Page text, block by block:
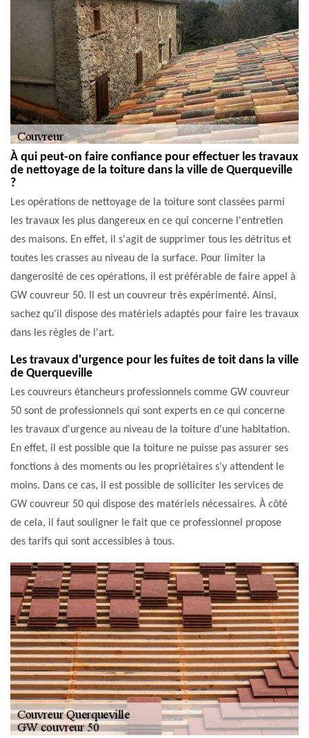
À qui peut-on faire confiance pour effectuer les travaux
de nettoyage de la toiture dans la ville de Querqueville
?
Les opérations de nettoyage de la toiture sont classées parmi
les travaux les plus dangereux en ce qui concerne l'entretien
des maisons. En effet, il s'agit de supprimer tous les détritus et
toutes les crasses au niveau de la surface. Pour limiter la
dangerosité de ces opérations, il est préférable de faire appel à
GW couvreur 50. Il est un couvreur très expérimenté. Ainsi,
sachez qu'il dispose des matériels adaptés pour faire les travaux
dans les règles de l'art.
Les travaux d'urgence pour les fuites de toit dans la ville
de Querqueville
Les couvreurs étancheurs professionnels comme GW couvreur
50 sont de professionnels qui sont experts en ce qui concerne
les travaux d'urgence au niveau de la toiture d'une habitation.
En effet, il est possible que la toiture ne puisse pas assurer ses
fonctions à des moments ou les propriétaires s'y attendent le
moins. Dans ce cas, il est possible de solliciter les services de
GW couvreur 50 qui dispose des matériels nécessaires. À côté
de cela, il faut souligner le fait que ce professionnel propose
des tarifs qui sont accessibles à tous.